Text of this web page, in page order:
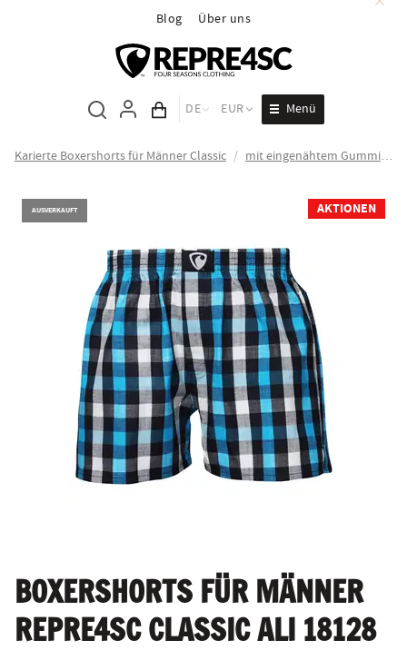
Blog Über uns
Inhalt des Wagens
DE EUR Menü
Karierte Boxershorts für Männer Classic / mit eingenähtem Gummizug ALI
AUSVERKAUFT AKTIONEN
BOXERSHORTS FÜR MÄNNER
REPRE4SC CLASSIC ALI 18128